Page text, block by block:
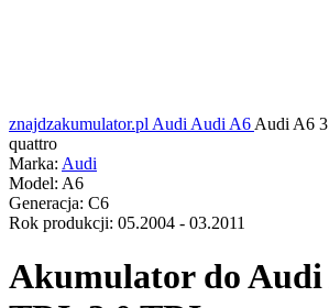
znajdzakumulator.pl Audi Audi A6 Audi A6
quattro
Marka: Audi
Model: A6
Generacja: C6
Rok produkcji: 05.2004 - 03.2011
Akumulator doAudi